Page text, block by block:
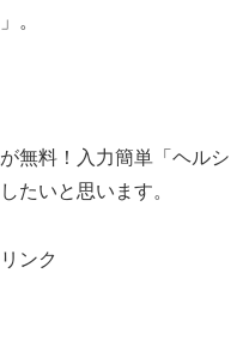
。
無料！入力簡単「ヘルシ
たいと思います。
ンク